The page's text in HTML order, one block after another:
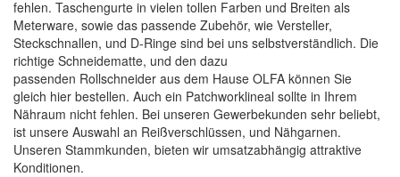
fehlen. Taschengurte in vielen tollen Farben und Breiten als
Meterware, sowie das passende Zubehör, wie Versteller,
Steckschnallen, und D-Ringe sind bei uns selbstverständlich. Die
richtige Schneidematte, und den dazu
passenden Rollschneider aus dem Hause OLFA können Sie
gleich hier bestellen. Auch ein Patchworklineal sollte in Ihrem
Nähraum nicht fehlen. Bei unseren Gewerbekunden sehr beliebt,
ist unsere Auswahl an Reißverschlüssen, und Nähgarnen.
Unseren Stammkunden, bieten wir umsatzabhängig attraktive
Konditionen.